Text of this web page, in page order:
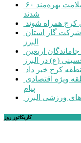
۶۰ هزار البرزی از خدمات اردوهای جهادی سلامت بهره‌مند
شدند
کرج همراه شوند
البرز
(ع) در البرز
کرج خبر داد
پیام
ورزشی البرز
کاریکاتور روز